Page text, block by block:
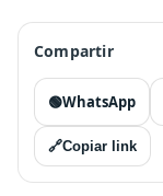
Compartir
🟢WhatsApp
🔗Copiar link